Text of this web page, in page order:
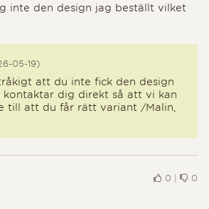
inte den design jag beställt vilket
05-19)
att du inte fick den design
kontaktar dig direkt så att vi kan
till att du får rätt variant /Malin,
0 | 0